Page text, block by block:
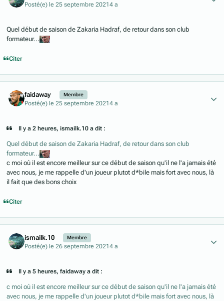
Posté(e) le 25 septembre 20214 a
Quel début de saison de Zakaria Hadraf, de retour dans son club
formateur...
Citer
faidaway Membre
Posté(e) le 25 septembre 20214 a
Il y a 2 heures, ismailk.10 a dit :
Quel début de saison de Zakaria Hadraf, de retour dans son club
formateur...
c moi où il est encore meilleur sur ce début de saison qu'il ne l'a jamais été
avec nous, je me rappelle d'un joueur plutot d*bile mais fort avec nous, là
il fait que des bons choix
Citer
ismailk.10 Membre
Posté(e) le 26 septembre 20214 a
Il y a 5 heures, faidaway a dit :
c moi où il est encore meilleur sur ce début de saison qu'il ne l'a jamais été
avec nous, je me rappelle d'un joueur plutot d*bile mais fort avec nous, là